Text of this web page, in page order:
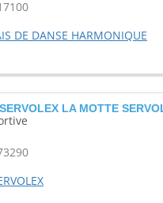
DE DANSE HARMONIQUE
LA MOTTE